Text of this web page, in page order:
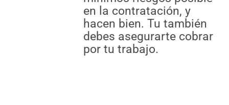
en la contratación, y
hacen bien. Tu también
debes asegurarte cobrar
por tu trabajo.